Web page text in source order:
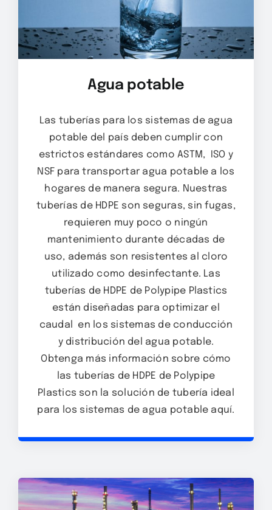
Agua potable
Las tuberías para los sistemas de agua
potable del país deben cumplir con
estrictos estándares como ASTM, ISO y
NSF para transportar agua potable a los
hogares de manera segura. Nuestras
tuberías de HDPE son seguras, sin fugas,
requieren muy poco o ningún
mantenimiento durante décadas de
uso, además son resistentes al cloro
utilizado como desinfectante. Las
tuberías de HDPE de Polypipe Plastics
están diseñadas para optimizar el
caudal en los sistemas de conducción
y distribución del agua potable.
Obtenga más información sobre cómo
las tuberías de HDPE de Polypipe
Plastics son la solución de tubería ideal
para los sistemas de agua potable aquí.